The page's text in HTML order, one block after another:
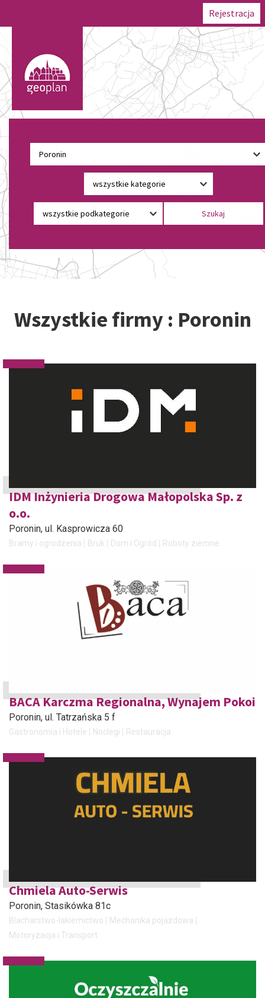
Rejestracja
Wszystkie firmy : Poronin
IDM Inżynieria Drogowa Małopolska Sp. z
o.o.
Poronin, ul. Kasprowicza 60
Bramy i ogrodzenia Bruk Dom i Ogród Roboty ziemne
BACA Karczma Regionalna, Wynajem Pokoi
Poronin, ul. Tatrzańska 5 f
Gastronomia i Hotele Noclegi Restauracja
Chmiela Auto-Serwis
Poronin, Stasikówka 81c
Blacharstwo-lakiernictwo
Mechanika pojazdowa
Motoryzacja i Transport